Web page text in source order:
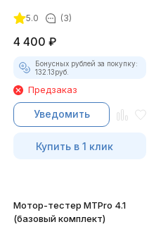
5.0 (3)
4 400 ₽
Бонусных рублей за покупку:
132.13руб.
Предзаказ
Уведомить
Купить в 1 клик
Мотор-тестер MTPro 4.1
(базовый комплект)